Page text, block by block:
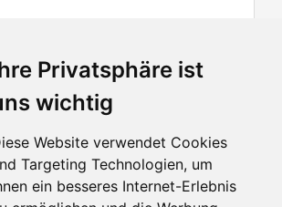
Privatsphäre ist
wichtig
Website verwendet Cookies
Targeting Technologien, um
ein besseres Internet-Erlebnis
Einträge